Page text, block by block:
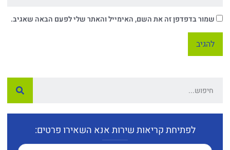
שמור בדפדפן זה את השם, האימייל והאתר שלי לפעם הבאה שאגיב.
לפתיחת קריאות שירות אנא השאירו פרטים: